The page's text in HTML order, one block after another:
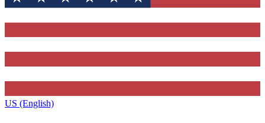
US (English)